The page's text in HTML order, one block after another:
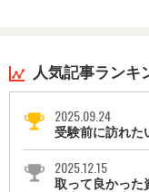
人気記事ランキ
2025.09.24
受験前に訪れた
2025.12.15
取って良かった